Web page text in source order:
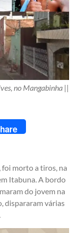
no Mangabinha ||
foi morto a tiros, na
Itabuna. A bordo
do jovem na
dispararam várias